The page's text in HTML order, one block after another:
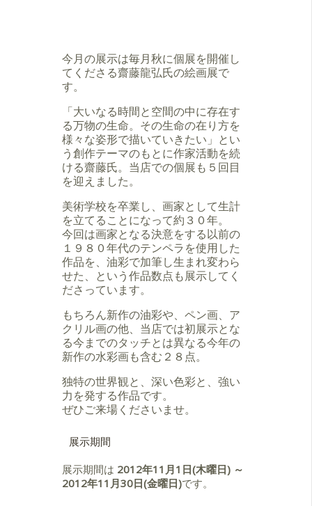
今月の展示は毎月秋に個展を開催し
てくださる齋藤龍弘氏の絵画展で
す。
「大いなる時間と空間の中に存在す
る万物の生命。その生命の在り方を
様々な姿形で描いていきたい」とい
う創作テーマのもとに作家活動を続
ける齋藤氏。当店での個展も５回目
を迎えました。
美術学校を卒業し、画家として生計
を立てることになって約３０年。
今回は画家となる決意をする以前の
１９８０年代のテンペラを使用した
作品を、油彩で加筆し生まれ変わら
せた、という作品数点も展示してく
ださっています。
もちろん新作の油彩や、ペン画、ア
クリル画の他、当店では初展示とな
る今までのタッチとは異なる今年の
新作の水彩画も含む２８点。
独特の世界観と、深い色彩と、強い
力を発する作品です。
ぜひご来場くださいませ。
展示期間
展示期間は 2012年11月1日(木曜日) ～
2012年11月30日(金曜日)です。